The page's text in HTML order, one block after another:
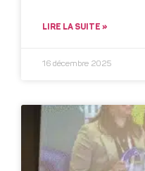
LIRE LA SUITE »
16 décembre 2025